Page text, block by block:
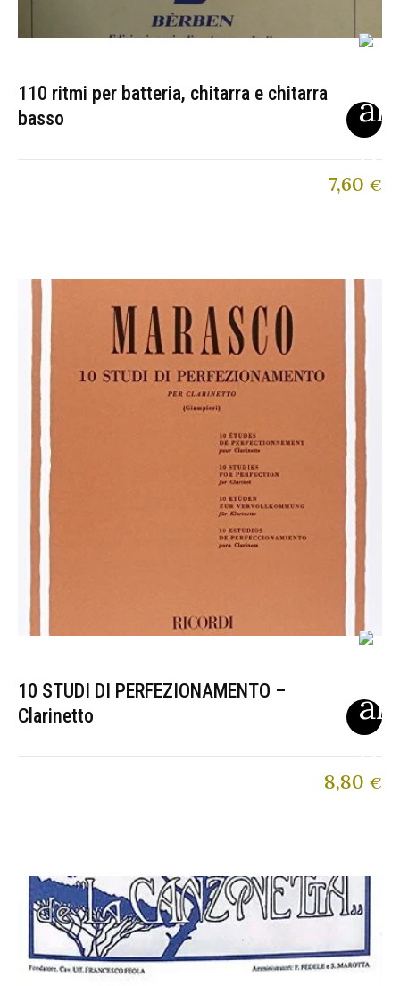
110 ritmi per batteria, chitarra e chitarra
basso
7,60 €
10 STUDI DI PERFEZIONAMENTO –
Clarinetto
8,80 €